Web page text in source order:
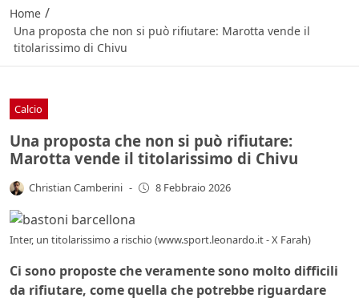
Home /
Una proposta che non si può rifiutare: Marotta vende il
titolarissimo di Chivu
Calcio
Una proposta che non si può rifiutare:
Marotta vende il titolarissimo di Chivu
Christian Camberini - 8 Febbraio 2026
Inter, un titolarissimo a rischio (www.sport.leonardo.it - X Farah)
Ci sono proposte che veramente sono molto difficili
da rifiutare, come quella che potrebbe riguardare